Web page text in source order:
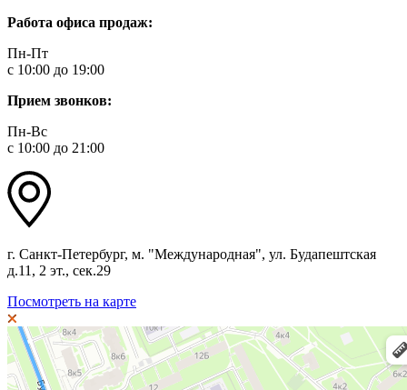
Работа офиса продаж:
Пн-Пт
с 10:00 до 19:00
Прием звонков:
Пн-Вс
с 10:00 до 21:00
г. Санкт-Петербург, м. "Международная", ул. Будапештская
д.11, 2 эт., сек.29
Посмотреть на карте